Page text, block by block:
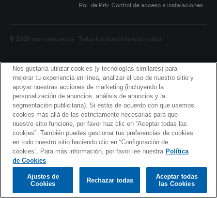
Pol. de Priv. Control de acceso a instalaciones
© 2026 warnermusic.es · Todos los derechos reservados.
Nos gustaría utilizar cookies (y tecnologías similares) para
mejorar tu experiencia en línea, analizar el uso de nuestro sitio y
apoyar nuestras acciones de marketing (incluyendo la
personalización de anuncios, análisis de anuncios y la
segmentación publicitaria). Si estás de acuerdo con que usemos
cookies más allá de las estrictamente necesarias para que
nuestro sitio funcione, por favor haz clic en “Aceptar todas las
cookies”. También puedes gestionar tus preferencias de cookies
en todo nuestro sitio haciendo clic en “Configuración de
cookies”. Para más información, por favor lee nuestra Política
de Cookies
Ajustes de
Cookies
Rechazar todas
Aceptar todas
las Cookies